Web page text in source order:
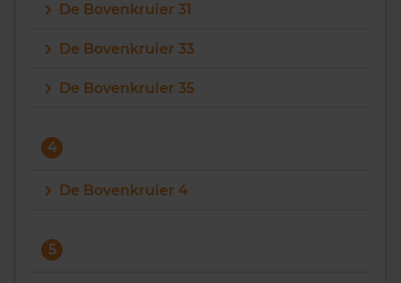
De Bovenkruier 31
De Bovenkruier 33
De Bovenkruier 35
4
De Bovenkruier 4
5